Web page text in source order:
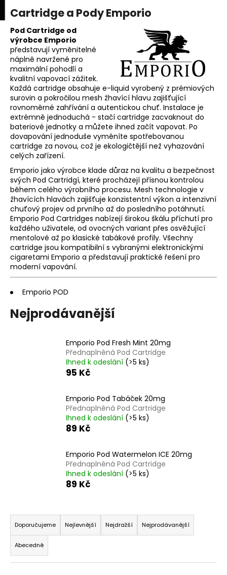
Přejít
na
obsah
Cartridge a Pody Emporio
Pod Cartridge od
výrobce Emporio
představují vyměnitelné
náplně navržené pro
maximální pohodlí a
kvalitní vapovací zážitek.
Každá cartridge obsahuje e-liquid vyrobený z prémiových
surovin a pokročilou mesh žhavící hlavu zajišťující
rovnoměrné zahřívání a autentickou chuť. Instalace je
extrémně jednoduchá - stačí cartridge zacvaknout do
bateriové jednotky a můžete ihned začít vapovat. Po
dovapování jednoduše vyměníte spotřebovanou
cartridge za novou, což je ekologičtější než vyhazování
celých zařízení.
Emporio jako výrobce klade důraz na kvalitu a bezpečnost
svých Pod Cartridgí, které procházejí přísnou kontrolou
během celého výrobního procesu. Mesh technologie v
žhavících hlavách zajišťuje konzistentní výkon a intenzivní
chuťový projev od prvního až do posledního potáhnutí.
Emporio Pod Cartridges nabízejí širokou škálu příchutí pro
každého uživatele, od ovocných variant přes osvěžující
mentolové až po klasické tabákové profily. Všechny
cartridge jsou kompatibilní s vybranými elektronickými
cigaretami Emporio a představují praktické řešení pro
moderní vapování.
Emporio POD
Nejprodávanější
Emporio Pod Fresh Mint 20mg
Přednaplněná Pod Cartridge
Ihned k odeslání (>5 ks)
95 Kč
Emporio Pod Tabáček 20mg
Přednaplněná Pod Cartridge
Ihned k odeslání (>5 ks)
89 Kč
Emporio Pod Watermelon ICE 20mg
Přednaplněná Pod Cartridge
Ihned k odeslání (>5 ks)
89 Kč
Ř
a
z
e
n
Doporučujeme Nejlevnější Nejdražší Nejprodávanější
Abecedně
o
C
o
p
o
t
ř
e
b
u
j
e
t
e
n
a
j
í
t
?
HLEDAT
e
ELF
BAR
ELFLIQ